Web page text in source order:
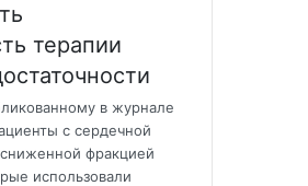
терапии
в журнале
с сердечной
фракцией
использовали